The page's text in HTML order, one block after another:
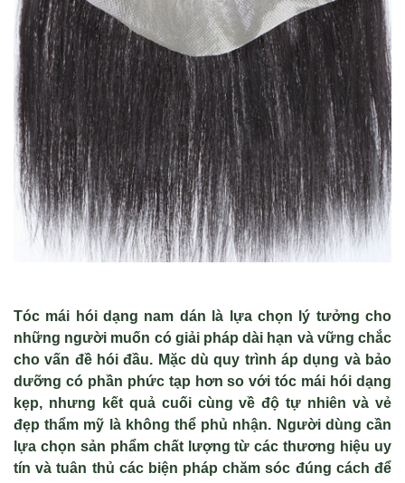
Tóc mái hói dạng nam dán là lựa chọn lý tưởng cho
những người muốn có giải pháp dài hạn và vững chắc
cho vấn đề hói đầu. Mặc dù quy trình áp dụng và bảo
dưỡng có phần phức tạp hơn so với tóc mái hói dạng
kẹp, nhưng kết quả cuối cùng về độ tự nhiên và vẻ
đẹp thẩm mỹ là không thể phủ nhận. Người dùng cần
lựa chọn sản phẩm chất lượng từ các thương hiệu uy
tín và tuân thủ các biện pháp chăm sóc đúng cách để